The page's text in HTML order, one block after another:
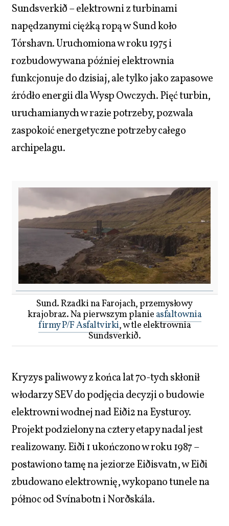
Sundsverkið – elektrowni z turbinami
napędzanymi ciężką ropą w Sund koło
Tórshavn. Uruchomiona w roku 1975 i
rozbudowywana później elektrownia
funkcjonuje do dzisiaj, ale tylko jako zapasowe
źródło energii dla Wysp Owczych. Pięć turbin,
uruchamianych w razie potrzeby, pozwala
zaspokoić energetyczne potrzeby całego
archipelagu.
Sund. Rzadki na Farojach, przemysłowy
krajobraz. Na pierwszym planie asfaltownia
firmy P/F Asfaltvirki, w tle elektrownia
Sundsverkið.
Kryzys paliwowy z końca lat 70-tych skłonił
włodarzy SEV do podjęcia decyzji o budowie
elektrowni wodnej nad Eiði2 na Eysturoy.
Projekt podzielony na cztery etapy nadal jest
realizowany. Eiði 1 ukończono w roku 1987 –
postawiono tamę na jeziorze Eiðisvatn, w Eiði
zbudowano elektrownię, wykopano tunele na
północ od Svínabotn i Norðskála.